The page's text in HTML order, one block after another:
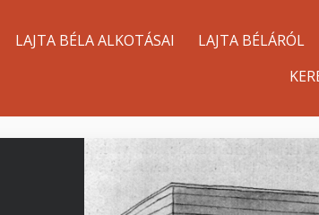
Main
LAJTA BÉLA ALKOTÁSAI LAJTA BÉLÁRÓL